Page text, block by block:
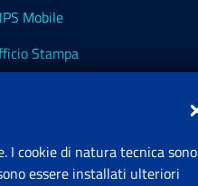
Mobile
Stampa
I cookie di natura tecnica sono
essere installati ulteriori